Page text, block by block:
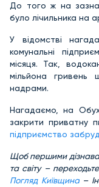
До того ж на
було лічильника на
У відомстві
комунальні
місяця. Так,
мільйона гривень
надрами.
Нагадаємо, на
закрити приватну
підприємство
Щоб першими
та світу –
Погляд Київщина–